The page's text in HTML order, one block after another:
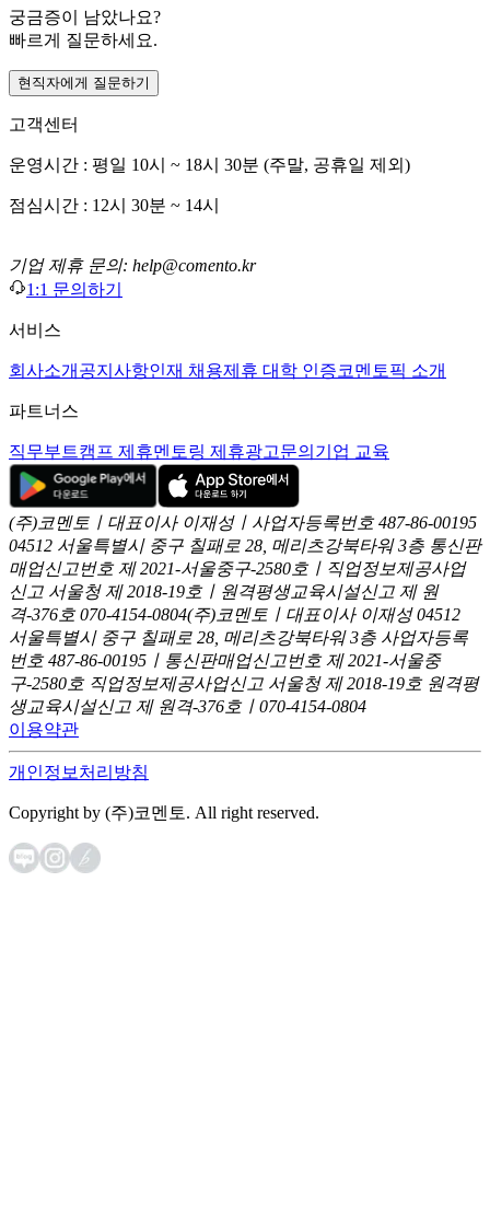
궁금증이 남았나요?
빠르게 질문하세요.
현직자에게 질문하기
고객센터
운영시간 : 평일 10시 ~ 18시 30분 (주말, 공휴일 제외)
점심시간 : 12시 30분 ~ 14시
기업 제휴 문의: help@comento.kr
1:1 문의하기
서비스
회사소개 공지사항인재 채용제휴 대학 인증코멘토픽 소개
파트너스
직무부트캠프 제휴멘토링 제휴광고문의 기업 교육
(주)코멘토ㅣ대표이사 이재성ㅣ사업자등록번호 487-86-00195
04512 서울특별시 중구 칠패로 28, 메리츠강북타워 3층 통신판
매업신고번호 제 2021-서울중구-2580호ㅣ직업정보제공사업
신고 서울청 제 2018-19호ㅣ원격평생교육시설신고 제 원
격-376호 070-4154-0804(주)코멘토ㅣ대표이사 이재성 04512
서울특별시 중구 칠패로 28, 메리츠강북타워 3층 사업자등록
번호 487-86-00195ㅣ통신판매업신고번호 제 2021-서울중
구-2580호 직업정보제공사업신고 서울청 제 2018-19호 원격평
생교육시설신고 제 원격-376호ㅣ070-4154-0804
이용약관
개인정보처리방침
Copyright by (주)코멘토. All right reserved.